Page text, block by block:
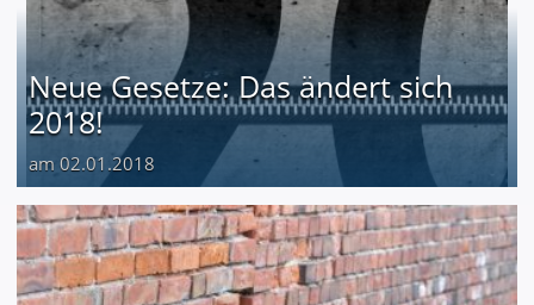
Neue Gesetze: Das ändert sich
2018!
am 02.01.2018